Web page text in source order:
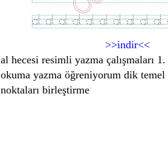
>>indir<<
al hecesi resimli yazma çalışmaları 1.
okuma yazma öğreniyorum dik
noktaları birleştirme